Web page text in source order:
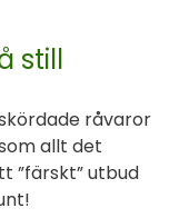
still
råvaror
allt det
”färskt” utbud